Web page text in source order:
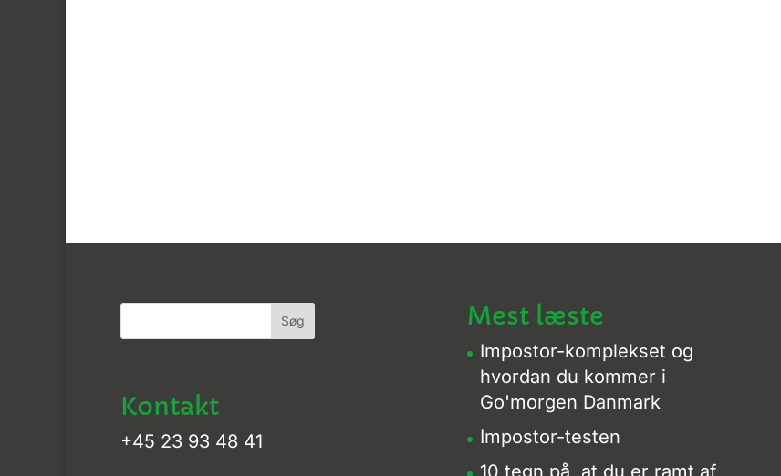
Kontakt
+45 23 93 48 41
Mest læste
Impostor-komplekset og
hvordan du kommer i
Go'morgen Danmark
Impostor-testen
10 tegn på, at du er ramt af